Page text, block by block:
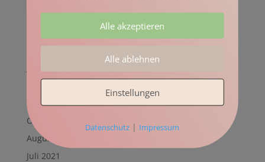
April 2022
Februar 2022
Dezember 2021
November 2021
Oktober 2021
August 2021
Juli 2021
Alle akzeptieren
Alle ablehnen
Einstellungen
Datenschutz | Impressum